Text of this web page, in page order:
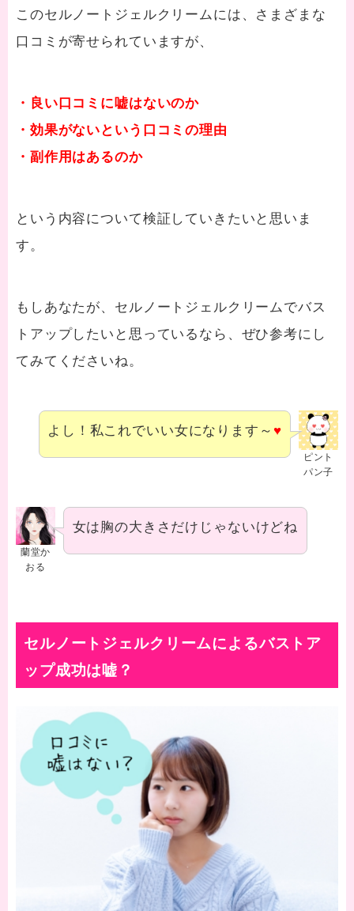
このセルノートジェルクリームには、さまざまな
口コミが寄せられていますが、
・良い口コミに嘘はないのか
・効果がないという口コミの理由
・副作用はあるのか
という内容について検証していきたいと思いま
す。
もしあなたが、セルノートジェルクリームでバス
トアップしたいと思っているなら、ぜひ参考にし
てみてくださいね。
ピント
パン子
よし！私これでいい女になります～ ♥
蘭堂か
おる
女は胸の大きさだけじゃないけどね
セルノートジェルクリームによるバストア
ップ成功は嘘？